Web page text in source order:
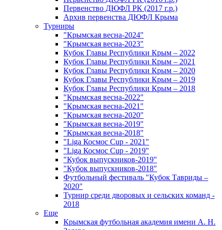
Первенство ДЮФЛ РК (2017 г.р.)
Архив первенства ДЮФЛ Крыма
Турниры
"Крымская весна-2024"
"Крымская весна-2023"
Кубок Главы Республики Крым – 2022
Кубок Главы Республики Крым – 2021
Кубок Главы Республики Крым – 2020
Кубок Главы Республики Крым – 2019
Кубок Главы Республики Крым – 2018
"Крымская весна-2022"
"Крымская весна-2021"
"Крымская весна-2020"
"Крымская весна-2019"
"Крымская весна-2018"
"Liga Космос Cup - 2021"
"Liga Космос Cup - 2019"
"Кубок выпускников-2019"
"Кубок выпускников-2018"
Футбольный фестиваль "Кубок Тавриды –
2020"
Турнир среди дворовых и сельских команд -
2018
Еще
Крымская футбольная академия имени А. Н.